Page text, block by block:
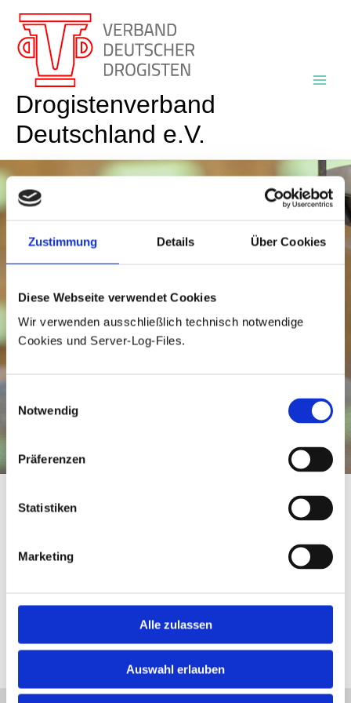
Zustimmung Details Über Cookies
Diese Webseite verwendet Cookies
Wir verwenden ausschließlich technisch notwendige
Cookies und Server-Log-Files.
Notwendig
Präferenzen
Statistiken
Marketing
Alle zulassen
Auswahl erlauben
Inhalt
springen
Drogistenverband
Deutschland e.V.
Verband Deutscher Drogisten e.V.
Hinüberstr. 18, 30175 Hannover
post@drogistenverband.de